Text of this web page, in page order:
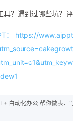
？遇到过哪些坑？评
： https://
+ 自动化办公 帮你做表、